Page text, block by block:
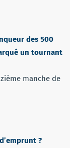
des 500
un tournant
manche de
?